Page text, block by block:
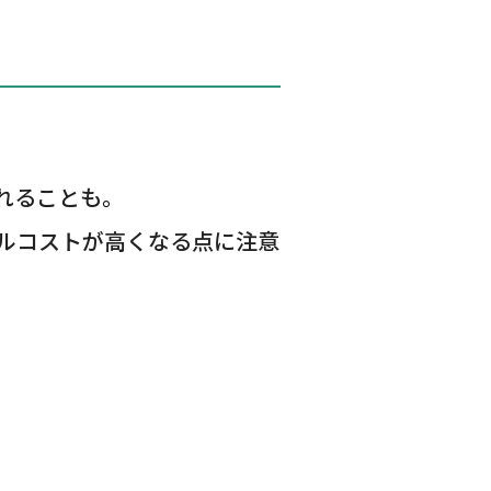
ことも。
コストが高くなる点に注意